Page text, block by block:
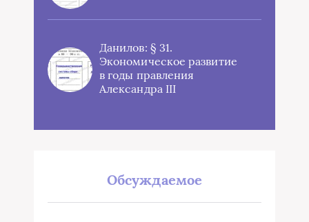
Данилов: § 31.
Экономическое развитие
в годы правления
Александра III
Обсуждаемое